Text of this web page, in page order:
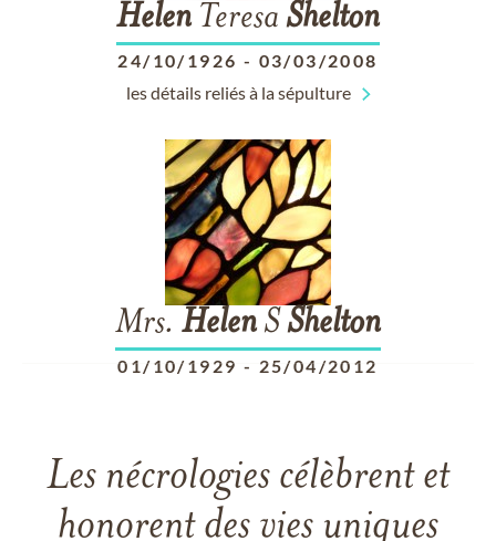
Helen Teresa Shelton
24/10/1926 - 03/03/2008
les détails reliés à la sépulture
Mrs. Helen SShelton
01/10/1929 - 25/04/2012
Les nécrologies célèbrent et
honorent des vies uniques